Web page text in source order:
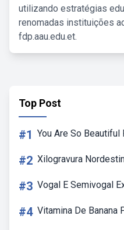
utilizando estratégias
renomadas instituições
fdp.aau.edu.et.
Top Post
#1 You Are So Beautiful
#2 Xilogravura
#3 Vogal E Semivogal
#4 Vitamina De Banana